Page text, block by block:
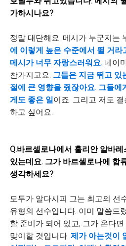
가하시나요?
정말 대단해요. 메시가 누군지는
에 이렇게 높은 수준에서 뛸 거라
메시가 너무 자랑스러워요. 네이
찬가지고요. 그들은 지금 뛰고 있
절에 큰 영향을 줬잖아요. 그들에
게도 좋은 일이죠. 그리고 저도
하고 싶어요.
Q.바르셀로나에서 훌리안 알바
있는데요. 그가 바르셀로나에 합
생각하세요?
모두가 알다시피 그는 최고의 선
유형의 선수입니다. 이미 말씀드
할 준비가 되어 있고, 그가 온다
맞이할 것입니다. 제가 아는것이